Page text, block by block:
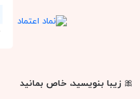
🎀زیبا بنویسید، خاص بمانید